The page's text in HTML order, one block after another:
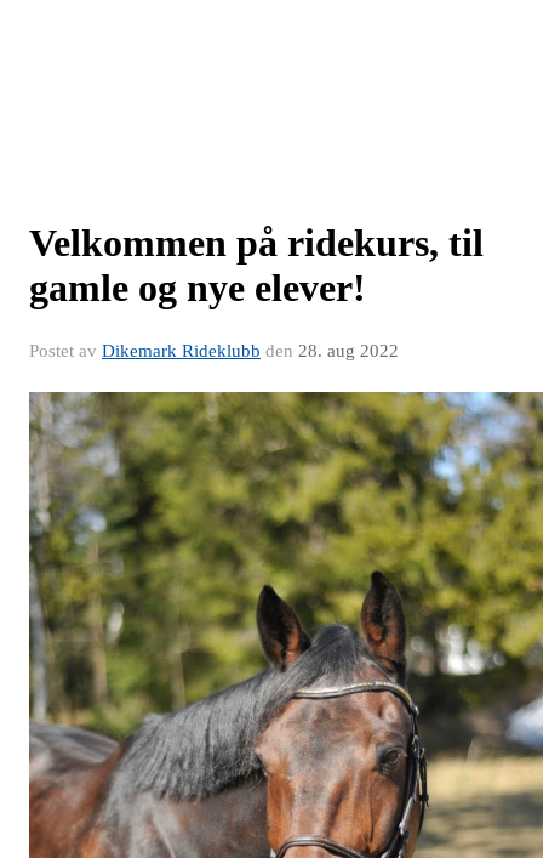
Velkommen på ridekurs, til
gamle og nye elever!
Postet av Dikemark Rideklubb den 28. aug 2022